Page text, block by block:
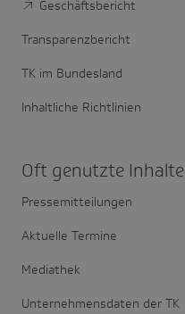
Geschäftsbericht
Transparenzbericht
TK im Bundesland
Inhaltliche Richtlinien
Oft genutzte Inhalte
Pressemitteilungen
Aktuelle Termine
Mediathek
Unternehmensdaten der TK